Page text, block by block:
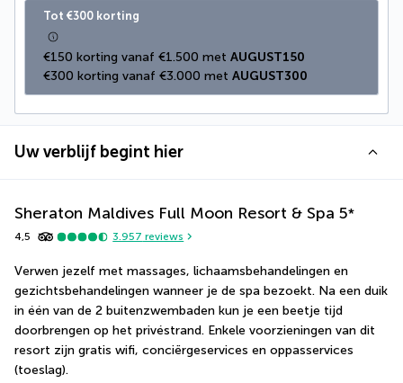
Tot €300 korting
€150 korting vanaf €1.500 met AUGUST150
€300 korting vanaf €3.000 met AUGUST300
Uw verblijf begint hier
Sheraton Maldives Full Moon Resort & Spa 5*
4,5 3.957 reviews
Verwen jezelf met massages, lichaamsbehandelingen en
gezichtsbehandelingen wanneer je de spa bezoekt. Na een duik
in één van de 2 buitenzwembaden kun je een beetje tijd
doorbrengen op het privéstrand. Enkele voorzieningen van dit
resort zijn gratis wifi, conciërgeservices en oppasservices
(toeslag).